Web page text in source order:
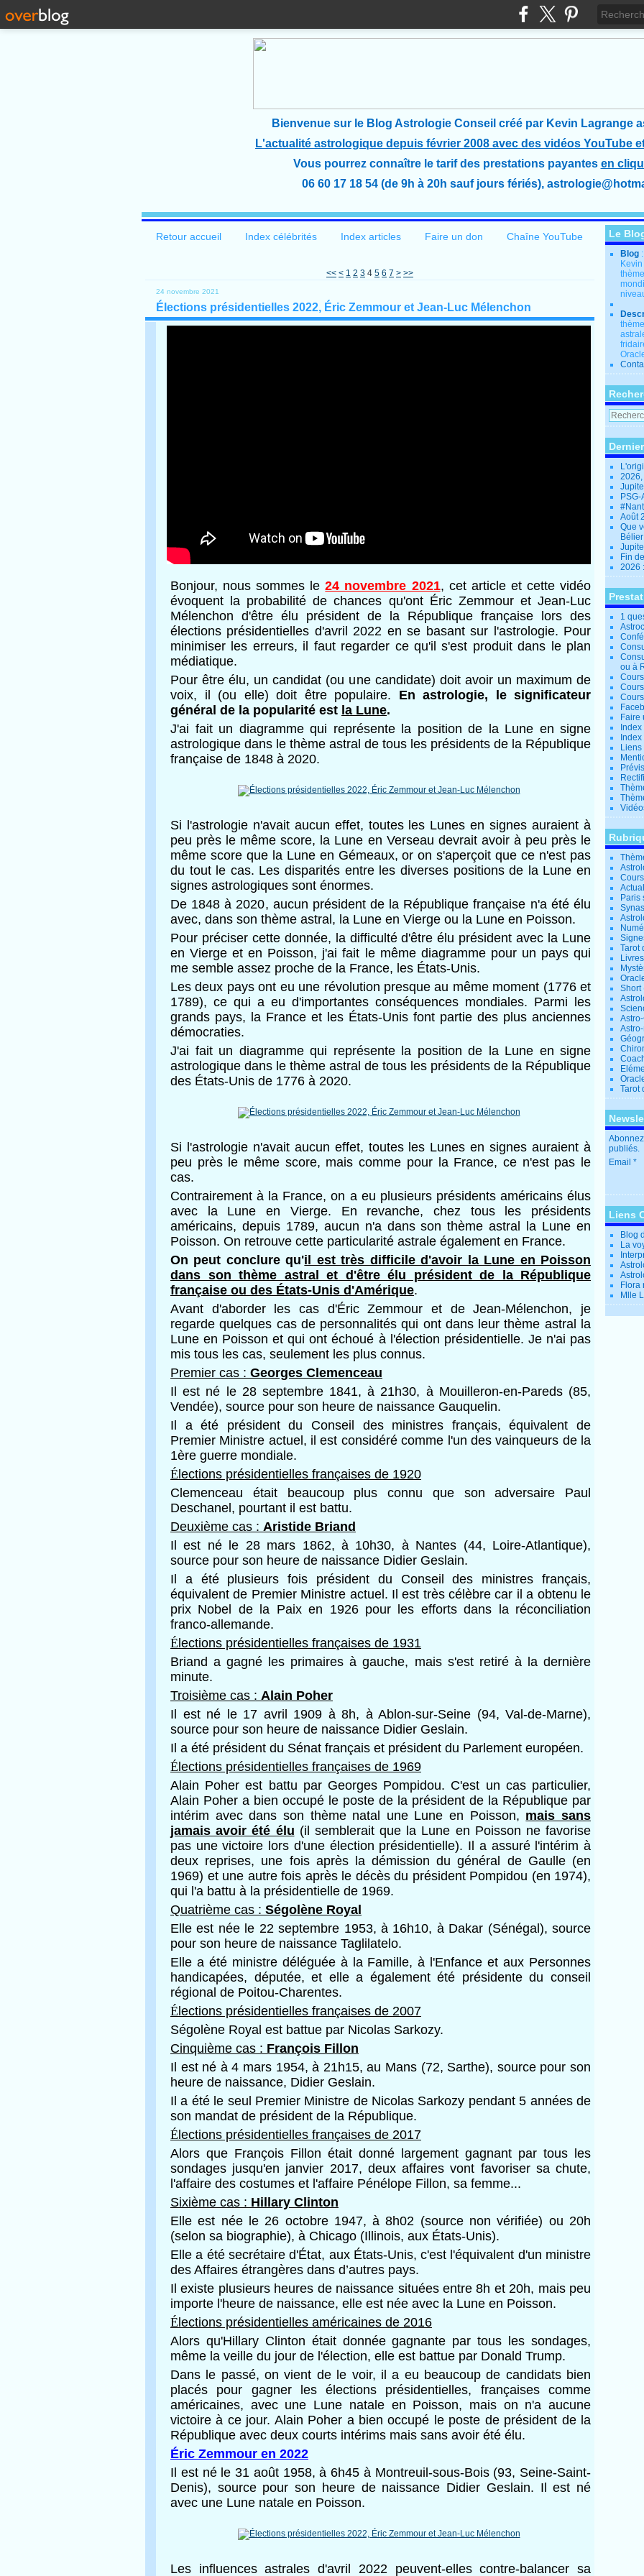
Bienvenue sur le Blog Astrologie Conseil créé par Kevin Lagrange
L'actualité astrologique depuis février 2008 avec des vidéos YouTube
Vous pourrez connaître le tarif des prestations payantes en
06 60 17 18 54 (de 9h à 20h sauf jours fériés),
Retour accueil Index célébrités Index articles Faire un don Chaîne YouTube
<< < 1 2 3 4 5 6 7 > >>
24 novembre 2021
Élections présidentielles 2022, Éric Zemmour et Jean-Luc Mélenchon
Bonjour, nous sommes le24 novembre 2021, cet article et cette vidéo
évoquent la probabilité de chances qu'ont Éric Zemmour et Jean-Luc
Mélenchon d'être élu président de la République française lors des
élections présidentielles d'avril 2022 en se basant sur l'astrologie. Pour
minimiser les erreurs, il faut regarder ce qu'il s'est produit dans le plan
médiatique.
Pour être élu, un candidat (ou une candidate) doit avoir un maximum de
voix, il (ou elle) doit être populaire. En astrologie, le significateur
général de la popularité est la Lune.
J'ai fait un diagramme qui représente la position de la Lune en signe
astrologique dans le thème astral de tous les présidents de la République
française de 1848 à 2020.
Si l'astrologie n'avait aucun effet, toutes les Lunes en signes auraient à
peu près le même score, la Lune en Verseau devrait avoir à peu près le
même score que la Lune en Gémeaux, or on s'aperçoit que ce n'est pas
du tout le cas. Les disparités entre les diverses positions de la Lune en
signes astrologiques sont énormes.
De 1848 à 2020, aucun président de la République française n'a été élu
avec, dans son thème astral, la Lune en Vierge ou la Lune en Poisson.
Pour préciser cette donnée, la difficulté d'être élu président avec la Lune
en Vierge et en Poisson, j'ai fait le même diagramme pour un pays qui
me semble assez proche de la France, les États-Unis.
Les deux pays ont eu une révolution presque au même moment (1776 et
1789), ce qui a eu d'importantes conséquences mondiales. Parmi les
grands pays, la France et les États-Unis font partie des plus anciennes
démocraties.
J'ai fait un diagramme qui représente la position de la Lune en signe
astrologique dans le thème astral de tous les présidents de la République
des États-Unis de 1776 à 2020.
Si l'astrologie n'avait aucun effet, toutes les Lunes en signes auraient à
peu près le même score, mais comme pour la France, ce n'est pas le
cas.
Contrairement à la France, on a eu plusieurs présidents américains élus
avec la Lune en Vierge. En revanche, chez tous les présidents
américains, depuis 1789, aucun n'a dans son thème astral la Lune en
Poisson. On retrouve cette particularité astrale également en France.
On peut conclure qu'il est très difficile d'avoir la Lune en Poisson
dans son thème astral et d'être élu président de la République
française ou des États-Unis d'Amérique.
Avant d'aborder les cas d'Éric Zemmour et de Jean-Mélenchon, je
regarde quelques cas de personnalités qui ont dans leur thème astral la
Lune en Poisson et qui ont échoué à l'élection présidentielle. Je n'ai pas
mis tous les cas, seulement les plus connus.
Premier cas : Georges Clemenceau
Il est né le 28 septembre 1841, à 21h30, à Mouilleron-en-Pareds (85,
Vendée), source pour son heure de naissance Gauquelin.
Il a été président du Conseil des ministres français, équivalent de
Premier Ministre actuel, il est considéré comme l'un des vainqueurs de la
1ère guerre mondiale.
Élections présidentielles françaises de 1920
Clemenceau était beaucoup plus connu que son adversaire Paul
Deschanel, pourtant il est battu.
Deuxième cas : Aristide Briand
Il est né le 28 mars 1862, à 10h30, à Nantes (44, Loire-Atlantique),
source pour son heure de naissance Didier Geslain.
Il a été plusieurs fois président du Conseil des ministres français,
équivalent de Premier Ministre actuel. Il est très célèbre car il a obtenu le
prix Nobel de la Paix en 1926 pour les efforts dans la réconciliation
franco-allemande.
Élections présidentielles françaises de 1931
Briand a gagné les primaires à gauche, mais s'est retiré à la dernière
minute.
Troisième cas : Alain Poher
Il est né le 17 avril 1909 à 8h, à Ablon-sur-Seine (94, Val-de-Marne),
source pour son heure de naissance Didier Geslain.
Il a été président du Sénat français et président du Parlement européen.
Élections présidentielles françaises de 1969
Alain Poher est battu par Georges Pompidou. C'est un cas particulier,
Alain Poher a bien occupé le poste de la président de la République par
intérim avec dans son thème natal une Lune en Poisson, mais sans
jamais avoir été élu (il semblerait que la Lune en Poisson ne favorise
pas une victoire lors d'une élection présidentielle). Il a assuré l'intérim à
deux reprises, une fois après la démission du général de Gaulle (en
1969) et une autre fois après le décès du président Pompidou (en 1974),
qui l'a battu à la présidentielle de 1969.
Quatrième cas : Ségolène Royal
Elle est née le 22 septembre 1953, à 16h10, à Dakar (Sénégal), source
pour son heure de naissance Taglilatelo.
Elle a été ministre déléguée à la Famille, à l'Enfance et aux Personnes
handicapées, députée, et elle a également été présidente du conseil
régional de Poitou-Charentes.
Élections présidentielles françaises de 2007
Ségolène Royal est battue par Nicolas Sarkozy.
Cinquième cas : François Fillon
Il est né à 4 mars 1954, à 21h15, au Mans (72, Sarthe), source pour son
heure de naissance, Didier Geslain.
Il a été le seul Premier Ministre de Nicolas Sarkozy pendant 5 années de
son mandat de président de la République.
Élections présidentielles françaises de 2017
Alors que François Fillon était donné largement gagnant par tous les
sondages jusqu'en janvier 2017, deux affaires vont favoriser sa chute,
l'affaire des costumes et l'affaire Pénélope Fillon, sa femme...
Sixième cas : Hillary Clinton
Elle est née le 26 octobre 1947, à 8h02 (source non vérifiée) ou 20h
(selon sa biographie), à Chicago (Illinois, aux États-Unis).
Elle a été secrétaire d'État, aux États-Unis, c'est l'équivalent d'un ministre
des Affaires étrangères dans d’autres pays.
Il existe plusieurs heures de naissance situées entre 8h et 20h, mais peu
importe l'heure de naissance, elle est née avec la Lune en Poisson.
Élections présidentielles américaines de 2016
Alors qu'Hillary Clinton était donnée gagnante par tous les sondages,
même la veille du jour de l'élection, elle est battue par Donald Trump.
Dans le passé, on vient de le voir, il a eu beaucoup de candidats bien
placés pour gagner les élections présidentielles, françaises comme
américaines, avec une Lune natale en Poisson, mais on n'a aucune
victoire à ce jour. Alain Poher a bien occupé le poste de président de la
République avec deux courts intérims mais sans avoir été élu.
Éric Zemmour en 2022
Il est né le 31 août 1958, à 6h45 à Montreuil-sous-Bois (93, Seine-Saint-
Denis), source pour son heure de naissance Didier Geslain. Il est né
avec une Lune natale en Poisson.
Les influences astrales d'avril 2022 peuvent-elles contre-balancer sa
Le
Blog
Août
Que
Fin
2026
1
ou à
Faire
Liens
Paris
Tarot
Short
Tarot
publiés.
Email
Liens
Blog
La
Flora
Mlle